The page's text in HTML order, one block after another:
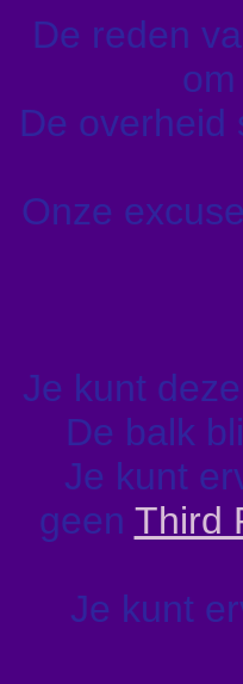
De reden
De overheid
Onze
Je kunt
De balk
Je kunt
geen Third
Je kunt